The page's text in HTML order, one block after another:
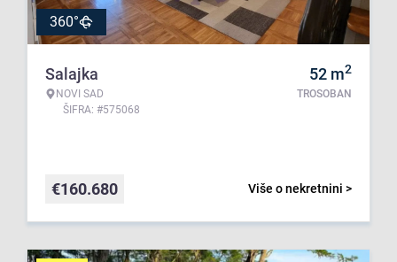
360°
Salajka
NOVI SAD
ŠIFRA: #575068
52 m2
TROSOBAN
Više o nekretnini >
€160.680